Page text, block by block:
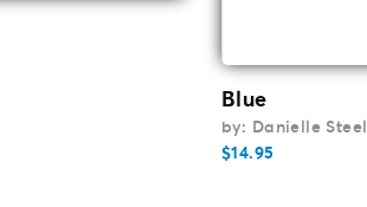
Blue
by: Danielle Steel
$14.95